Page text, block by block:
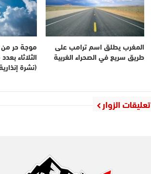
المغرب يطلق اسم ترامب على
طريق سريع في الصحراء الغربية
موجة حر من
الثلاثاء
(نشرة
تعليقات الزوار